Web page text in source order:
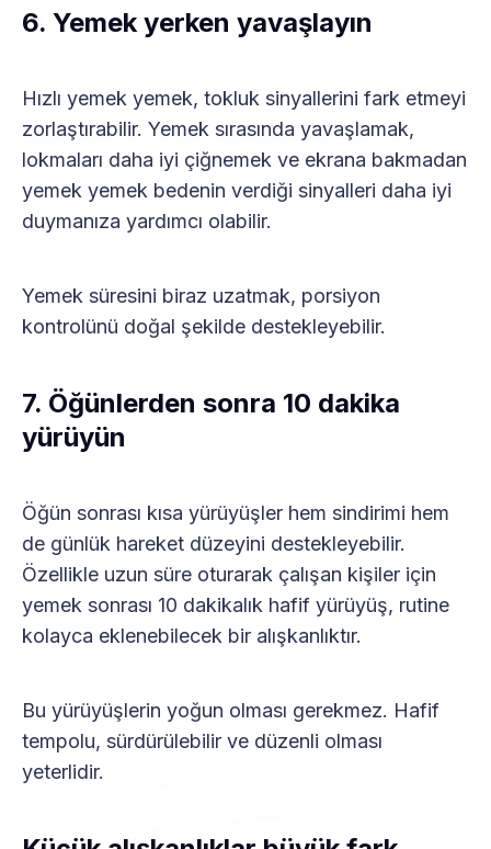
6. Yemek yerken yavaşlayın
Hızlı yemek yemek, tokluk sinyallerini fark etmeyi
zorlaştırabilir. Yemek sırasında yavaşlamak,
lokmaları daha iyi çiğnemek ve ekrana bakmadan
yemek yemek bedenin verdiği sinyalleri daha iyi
duymanıza yardımcı olabilir.
Yemek süresini biraz uzatmak, porsiyon
kontrolünü doğal şekilde destekleyebilir.
7. Öğünlerden sonra 10 dakika
yürüyün
Öğün sonrası kısa yürüyüşler hem sindirimi hem
de günlük hareket düzeyini destekleyebilir.
Özellikle uzun süre oturarak çalışan kişiler için
yemek sonrası 10 dakikalık hafif yürüyüş, rutine
kolayca eklenebilecek bir alışkanlıktır.
Bu yürüyüşlerin yoğun olması gerekmez. Hafif
tempolu, sürdürülebilir ve düzenli olması
yeterlidir.